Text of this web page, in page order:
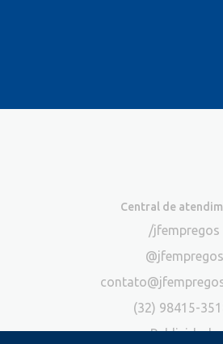
Central de
/jfempregos
@jfempregos
(32) 98415-
Publicidade